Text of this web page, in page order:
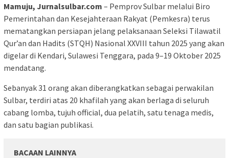
Mamuju, Jurnalsulbar.com – Pemprov Sulbar melalui Biro
Pemerintahan dan Kesejahteraan Rakyat (Pemkesra) terus
mematangkan persiapan jelang pelaksanaan Seleksi Tilawatil
Qur’an dan Hadits (STQH) Nasional XXVIII tahun 2025 yang akan
digelar di Kendari, Sulawesi Tenggara, pada 9–19 Oktober 2025
mendatang.
Sebanyak 31 orang akan diberangkatkan sebagai perwakilan
Sulbar, terdiri atas 20 khafilah yang akan berlaga di seluruh
cabang lomba, tujuh official, dua pelatih, satu tenaga medis,
dan satu bagian publikasi.
BACAAN LAINNYA